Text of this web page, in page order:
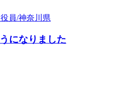
員/神奈川県
になりました